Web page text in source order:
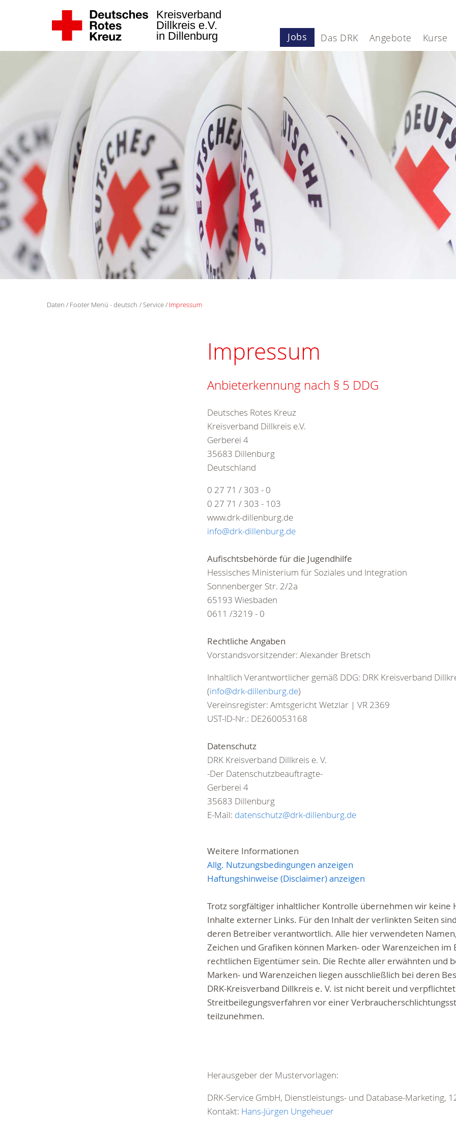
Jobs Das DRK Angebote Kurse
Kreisverband
Dillkreis e.V.
in Dillenburg
Daten Footer Menü - deutsch Service Impressum
Impressum
Anbieterkennung nach § 5 DDG
Deutsches Rotes Kreuz
Kreisverband Dillkreis e.V.
Gerberei 4
35683 Dillenburg
Deutschland
0 27 71 / 303 - 0
0 27 71 / 303 - 103
www.drk-dillenburg.de
info@drk-dillenburg.de
Aufischtsbehörde für die Jugendhilfe
Hessisches Ministerium für Soziales und Integration
Sonnenberger Str. 2/2a
65193 Wiesbaden
0611 /3219 - 0
Rechtliche Angaben
Vorstandsvorsitzender: Alexander Bretsch
Inhaltlich Verantwortlicher gemäß DDG: DRK Kreisverband
(info@drk-dillenburg.de)
Vereinsregister: Amtsgericht Wetzlar | VR 2369
UST-ID-Nr.: DE260053168
Datenschutz
DRK Kreisverband Dillkreis e. V.
-Der Datenschutzbeauftragte-
Gerberei 4
35683 Dillenburg
E-Mail: datenschutz@drk-dillenburg.de
Weitere Informationen
Allg. Nutzungsbedingungen anzeigen
Haftungshinweise (Disclaimer) anzeigen
Trotz sorgfältiger inhaltlicher Kontrolle übernehmen wir keine
Inhalte externer Links. Für den Inhalt der verlinkten Seiten
deren Betreiber verantwortlich. Alle hier verwendeten
Zeichen und Grafiken können Marken- oder Warenzeichen im
rechtlichen Eigentümer sein. Die Rechte aller erwähnten und
Marken- und Warenzeichen liegen ausschließlich bei deren
DRK-Kreisverband Dillkreis e. V. ist nicht bereit und
Streitbeilegungsverfahren vor einer
teilzunehmen.
Herausgeber der Mustervorlagen:
DRK-Service GmbH, Dienstleistungs- und Database-Marketing,
Kontakt: Hans-Jürgen Ungeheuer